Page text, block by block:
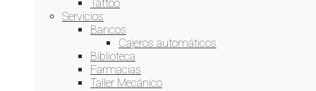
Tattoo
Servicios
Bancos
Cajeros automáticos
Biblioteca
Farmacias
Taller Mecánico